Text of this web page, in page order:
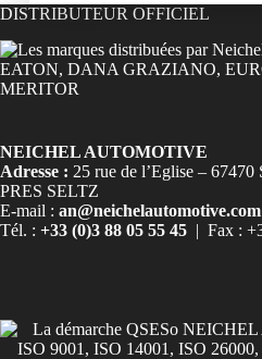
DISTRIBUTEUR OFFICIEL
NEICHEL AUTOMOTIVE
Adresse : 25 rue de l’Eglise –
PRES SELTZ
E-mail : an@neichelautomotive.com
Tél. : +33 (0)3 88 05 55 45 | Fax :